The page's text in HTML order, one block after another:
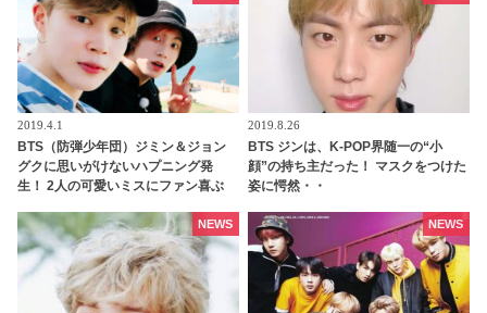
2019.4.1
BTS（防弾少年団）ジミン＆ジョン
グクに思いがけないハプニング発
生！ 2人の可愛いミスにファン喜ぶ
2019.8.26
BTS ジンは、K-POP界随一の“小
顔”の持ち主だった！ マスクをつけた
姿に愕然・・
NEWS NEWS